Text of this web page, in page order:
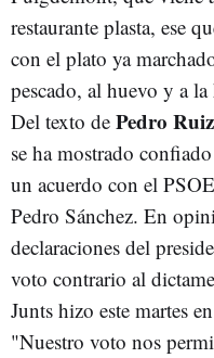
restaurante plasta, ese
con el plato ya
pescado, al huevo y a la
Del texto de Pedro Ruiz
se ha mostrado
un acuerdo con el
Pedro Sánchez. En
declaraciones del
voto contrario al
Junts hizo este martes
"Nuestro voto nos